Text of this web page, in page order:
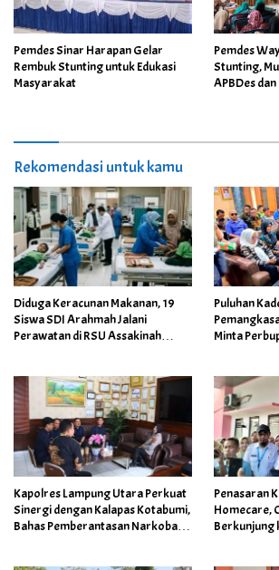
Pemdes Sinar Harapan Gelar
Rembuk Stunting untuk Edukasi
Masyarakat
Pemdes
Stunting,
APBDes
Rekomendasi untuk kamu
Diduga Keracunan Makanan, 19
Siswa SDI Arahmah Jalani
Perawatan di RSU Assakinah
Puluhan
Minta
Kapolres Lampung Utara Perkuat
Sinergi dengan Kalapas Kotabumi,
Bahas Pemberantasan Narkoba
Penasaran
Homecare,
Berkunjung